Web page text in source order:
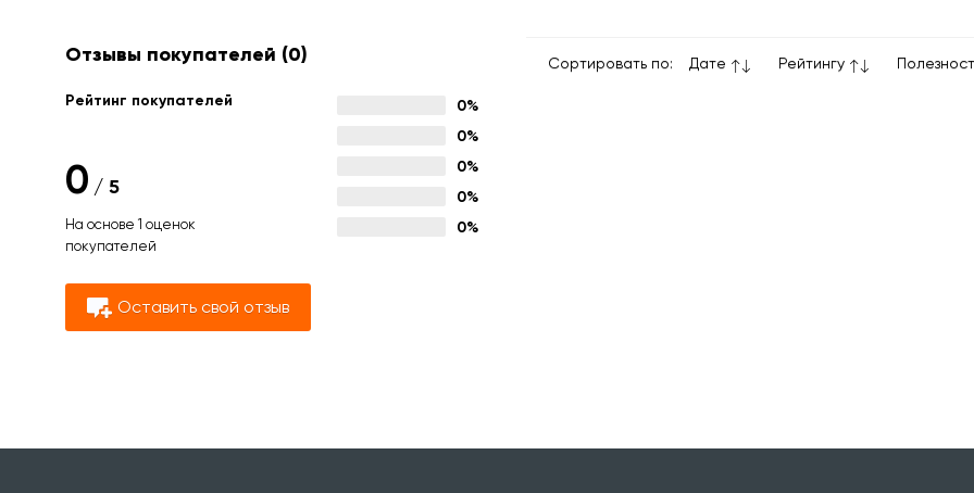
Отзывы покупателей (0)
Рейтинг покупателей
0 / 5
На основе 1 оценок
покупателей
0%
0%
0%
0%
0%
Оставить свой отзыв
Сортировать по: Дате Рейтингу